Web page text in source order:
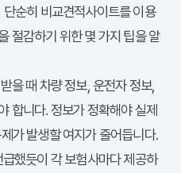
단순히 비교견적사이트를 이용
절감하기 위한 몇 가지 팁을 알
을 때 차량 정보, 운전자 정보,
합니다. 정보가 정확해야 실제
가 발생할 여지가 줄어듭니다.
했듯이 각 보험사마다 제공하